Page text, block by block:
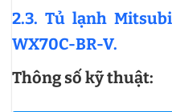
2.3. Tủ lạnh
WX70C-BR-V.
Thông số kỹ thuật: